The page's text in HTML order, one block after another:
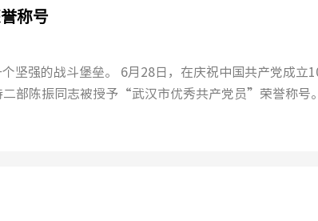
称号
在庆祝中国共产党成立103周
部陈振同志被授予“武汉市优秀共产党员”荣誉称号